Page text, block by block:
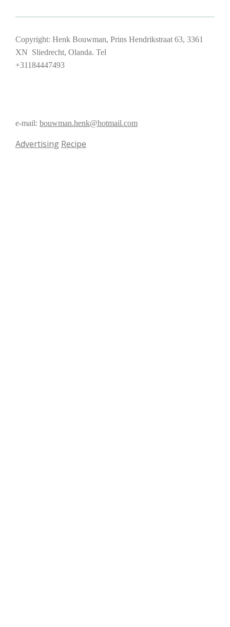
Copyright: Henk Bouwman, Prins Hendrikstraat 63, 3361
XN Sliedrecht, Olanda. Tel
+31184447493
e-mail: bouwman.henk@hotmail.com
Advertising Recipe